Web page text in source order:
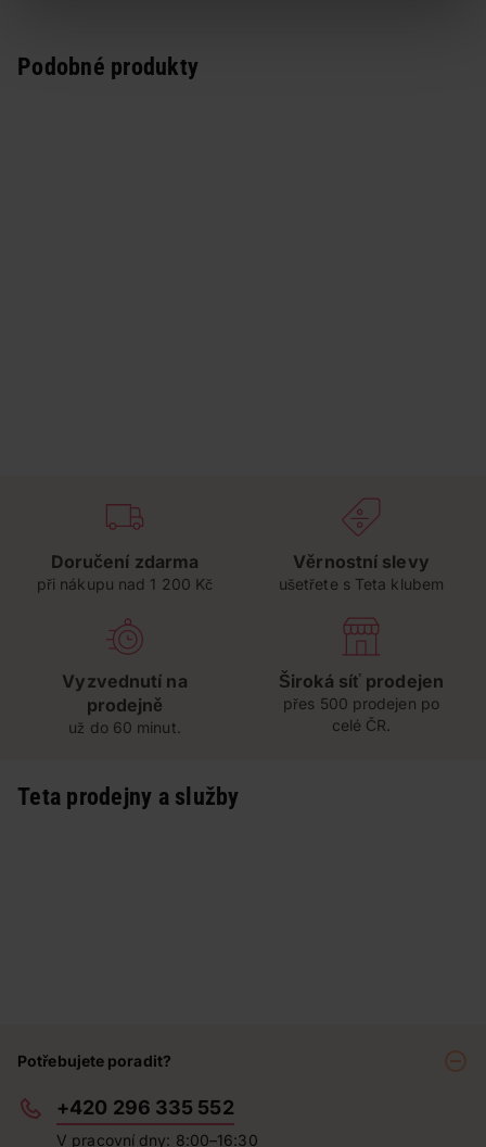
Podobné produkty
Doručení zdarma
při nákupu nad 1 200 Kč
Věrnostní slevy
ušetřete s Teta klubem
Vyzvednutí na
prodejně
už do 60 minut.
Široká síť prodejen
přes 500 prodejen po
celé ČR.
Teta prodejny a služby
Potřebujete poradit?
+420 296 335 552
V pracovní dny: 8:00–16:30